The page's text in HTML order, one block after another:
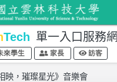
Tech 單一入口服務網
來學生 家長 訪客
映，璀璨星光》音樂會